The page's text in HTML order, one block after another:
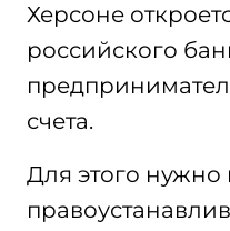
Херсоне
российского
счета.
Для этого нужно